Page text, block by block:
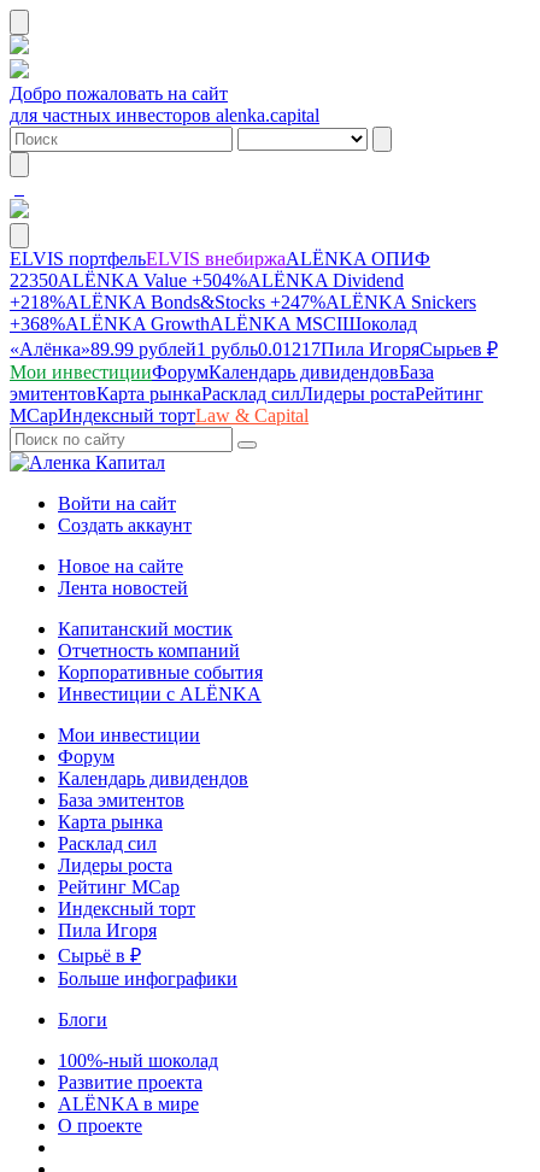
Добро пожаловать на сайт
для частных инвесторов alenka.capital
ELVIS портфельELVIS внебиржаALЁNKA ОПИФ
22350ALЁNKA Value +504%ALЁNKA Dividend
+218%ALЁNKA Bonds&Stocks +247%ALЁNKA Snickers
+368%ALЁNKA GrowthALЁNKA MSCIШоколад
«Алёнка»89.99 рублей1 рубль0.01217Пила ИгоряСырьев ₽
Мои инвестицииФорумКалендарь дивидендовБаза
эмитентовКарта рынкаРасклад силЛидеры ростаРейтинг
MCapИндексный тортLaw & Capital
Войти на сайт
Создать аккаунт
Новое на сайте
Лента новостей
Капитанский мостик
Отчетность компаний
Корпоративные события
Инвестиции с ALЁNKA
Мои инвестиции
Форум
Календарь дивидендов
База эмитентов
Карта рынка
Расклад сил
Лидеры роста
Рейтинг MCap
Индексный торт
Пила Игоря
Сырьё в ₽
Больше инфографики
Блоги
100%-ный шоколад
Развитие проекта
ALЁNKA в мире
О проекте